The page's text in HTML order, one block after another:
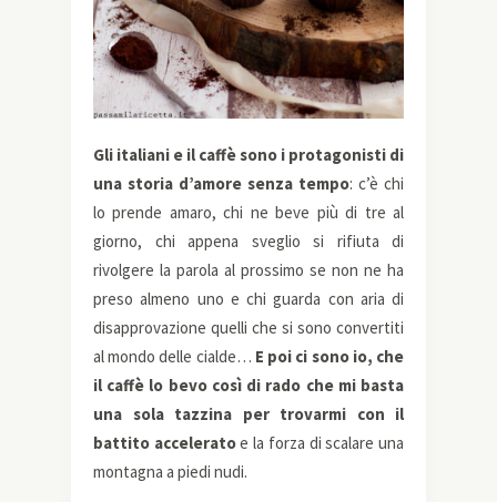
Gli italiani e il caffè sono i protagonisti di
una storia d’amore senza tempo: c’è chi
lo prende amaro, chi ne beve più di tre al
giorno, chi appena sveglio si rifiuta di
rivolgere la parola al prossimo se non ne ha
preso almeno uno e chi guarda con aria di
disapprovazione quelli che si sono convertiti
al mondo delle cialde… E poi ci sono io, che
il caffè lo bevo così di rado che mi basta
una sola tazzina per trovarmi con il
battito acceleratoe la forza di scalare una
montagna a piedi nudi.